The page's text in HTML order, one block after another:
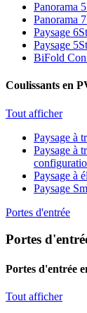
Panorama
Panorama
Paysage
Paysage
BiFold
Coulissants en
Tout afficher
Paysage à
Paysage à
Paysage à
Paysage
Portes d'entrée
Portes
Portes d'entrée
Tout afficher